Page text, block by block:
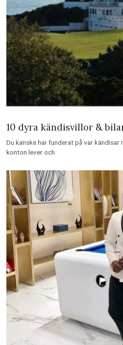
10 dyra kändisvillor &
Du kanske har funderat på var kändisar
konton lever och